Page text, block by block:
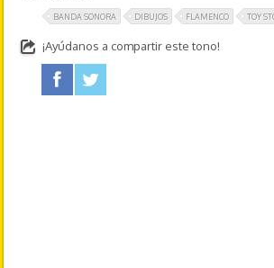
BANDA SONORA DIBUJOS FLAMENCO TOY
¡Ayúdanos a compartir este tono!